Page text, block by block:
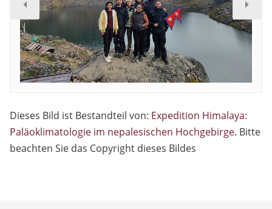
Dieses Bild ist Bestandteil von: Expedition Himalaya:
Paläoklimatologie im nepalesischen Hochgebirge. Bitte
beachten Sie das Copyright dieses Bildes